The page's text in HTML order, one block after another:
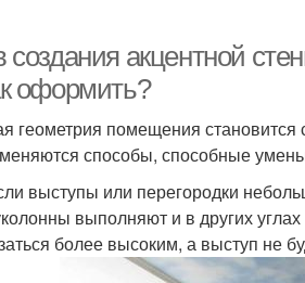
создания акцентной
оформить?
геометрия помещения
способы, способные
выступы или перегородки
выполняют и в других
более высоким, а выступ не